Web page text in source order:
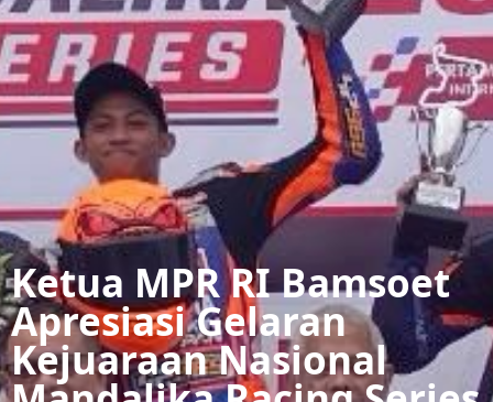
Ketua MPR RI Bamsoet
Apresiasi Gelaran
Kejuaraan Nasional